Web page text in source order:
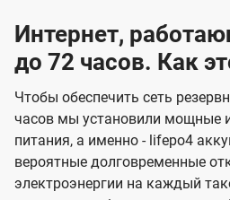
Интернет,
до 72 часов. Как
Чтобы обеспечить сеть
часов мы установили мощные
питания, а именно - lifepo4
вероятные долговременные
электроэнергии на каждый